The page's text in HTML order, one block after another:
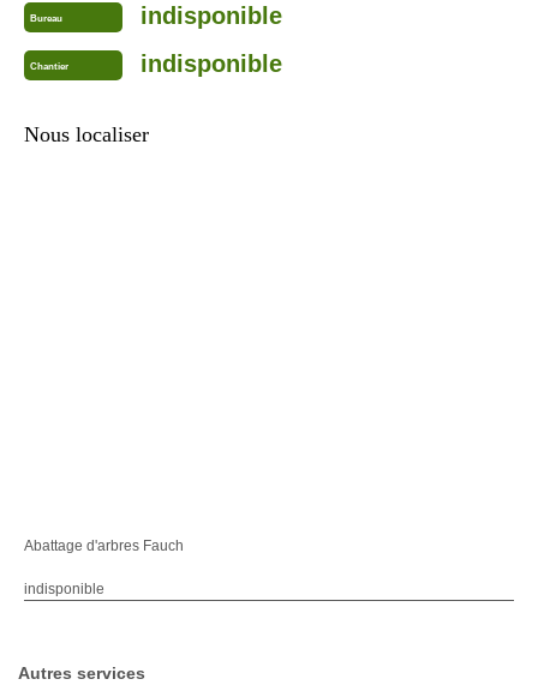
Bureau indisponible
Chantier indisponible
Nous localiser
Abattage d'arbres Fauch
indisponible
Autres services